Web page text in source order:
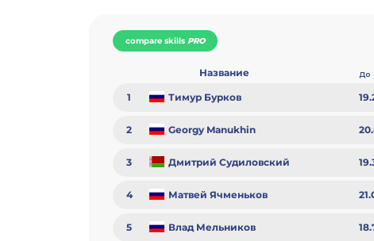
compare skills PRO
Название До
1 Тимур Бурков
2 Georgy Manukhin
3 Дмитрий Судиловский
4 Матвей Ячменьков
5 Влад Мельников